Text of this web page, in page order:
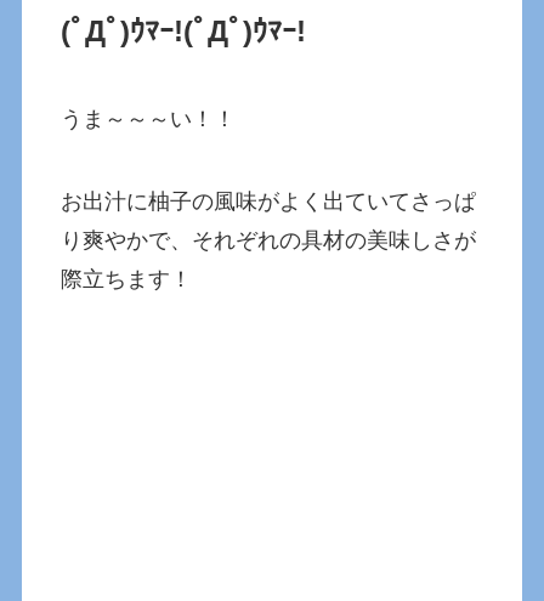
(ﾟДﾟ)ｳﾏｰ!(ﾟДﾟ)ｳﾏｰ!
うま～～～い！！
お出汁に柚子の風味がよく出ていてさっぱ
り爽やかで、それぞれの具材の美味しさが
際立ちます！